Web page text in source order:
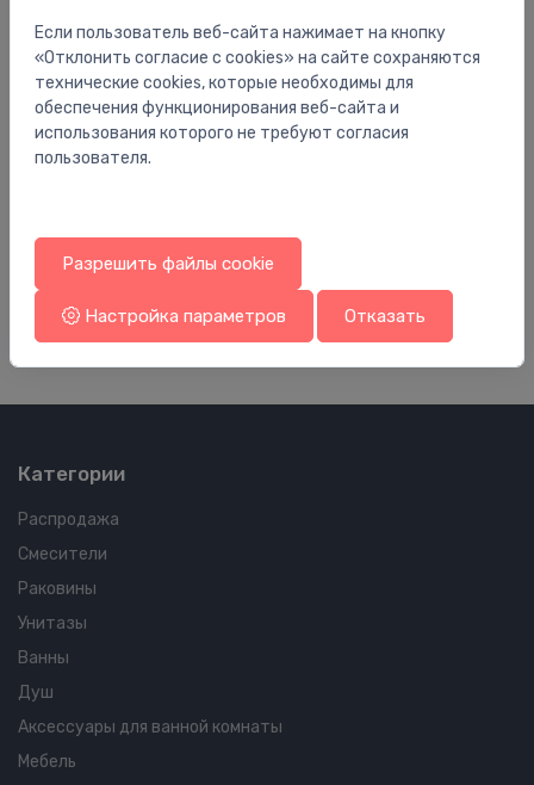
membrāna ieplūdes vārstiem
3.00 €
Категории
Распродажа
Смесители
Раковины
Унитазы
Ванны
Душ
Аксессуары для ванной комнаты
Мебель
Если пользователь веб-сайта нажимает на кнопку
«Отклонить согласие с cookies» на сайте сохраняются
технические cookies, которые необходимы для
обеспечения функционирования веб-сайта и
использования которого не требуют согласия
пользователя.
Разрешить файлы cookie
Настройка параметров Отказать